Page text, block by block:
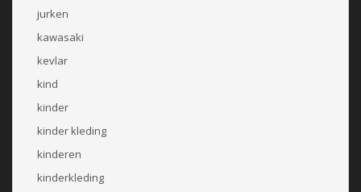
jurken
kawasaki
kevlar
kind
kinder
kinder kleding
kinderen
kinderkleding